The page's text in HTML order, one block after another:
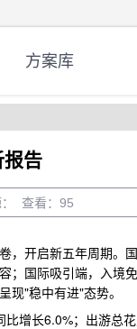
方案库
告
查看： 95
，开启新五年周期
；国际吸引端，入境
现"稳中有进"态势。
增长6.0%；出游总